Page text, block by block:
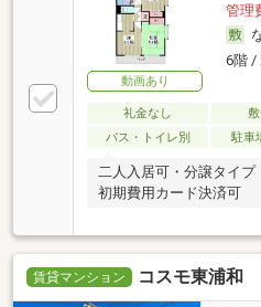
動画あり
管理
6階 /
礼金なし
バス・トイレ別
駐車
二人入居可・分譲タイプ
初期費用カード決済可
賃貸マンション コスモ東浦和